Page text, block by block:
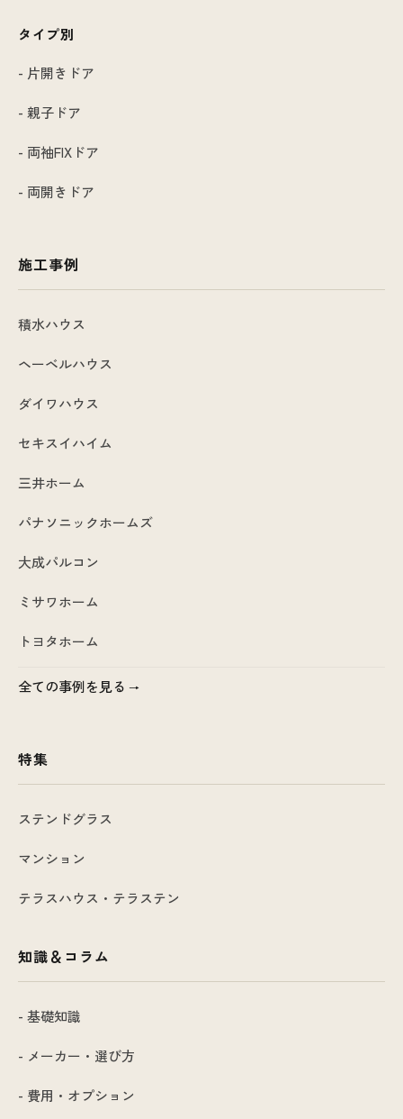
タイプ別
- 片開きドア
- 親子ドア
- 両袖FIXドア
- 両開きドア
施工事例
積水ハウス
ヘーベルハウス
ダイワハウス
セキスイハイム
三井ホーム
パナソニックホームズ
大成パルコン
ミサワホーム
トヨタホーム
全ての事例を見る
特集
ステンドグラス
マンション
テラスハウス・テラステン
知識＆コラム
- 基礎知識
- メーカー・選び方
- 費用・オプション